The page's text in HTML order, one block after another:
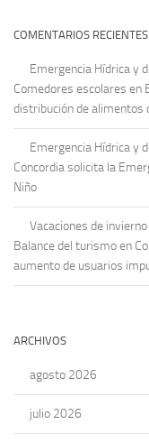
COMENTARIOS RECIENTES
Emergencia Hídrica y
Comedores escolares en
distribución de alimentos
Emergencia Hídrica y
Concordia solicita la
Niño
Vacaciones de
Balance del turismo en
aumento de usuarios
ARCHIVOS
agosto 2026
julio 2026